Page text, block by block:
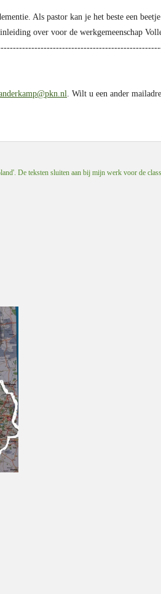
Als pastor kan je het beste een
over voor de werkgemeenschap
. Wilt u een ander
De teksten sluiten aan bij mijn werk voor de